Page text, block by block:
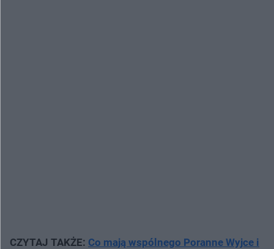
CZYTAJ TAKŻE: Co mają wspólnego Poranne Wyjce i